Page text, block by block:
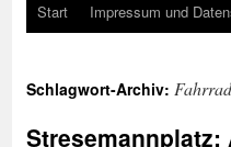
Start Impressum und
Schlagwort-Archiv: Fahrrad